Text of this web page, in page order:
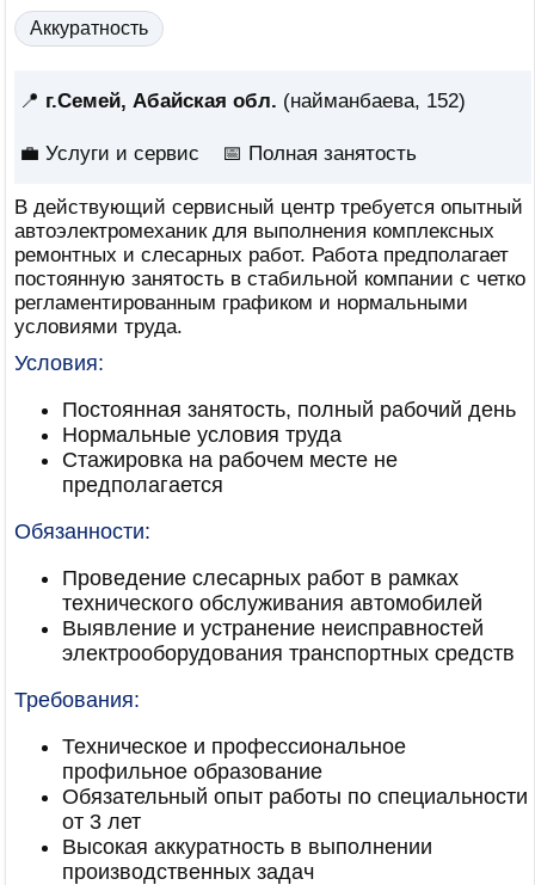
Аккуратность
📍 г.Семей, Абайская обл. (найманбаева, 152)
💼 Услуги и сервис 📅 Полная занятость
В действующий сервисный центр требуется опытный
автоэлектромеханик для выполнения комплексных
ремонтных и слесарных работ. Работа предполагает
постоянную занятость в стабильной компании с четко
регламентированным графиком и нормальными
условиями труда.
Условия:
Постоянная занятость, полный рабочий день
Нормальные условия труда
Стажировка на рабочем месте не
предполагается
Обязанности:
Проведение слесарных работ в рамках
технического обслуживания автомобилей
Выявление и устранение неисправностей
электрооборудования транспортных средств
Требования:
Техническое и профессиональное
профильное образование
Обязательный опыт работы по специальности
от 3 лет
Высокая аккуратность в выполнении
производственных задач